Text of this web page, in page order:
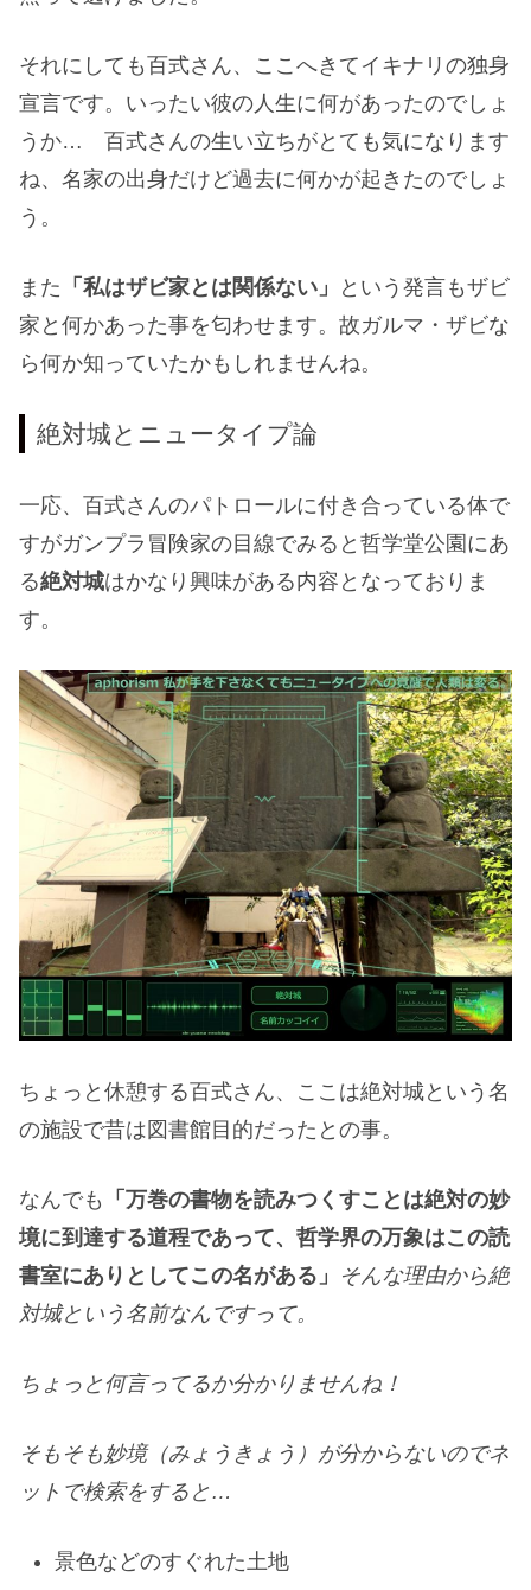
それにしても百式さん、ここへきてイキナリの独身
宣言です。いったい彼の人生に何があったのでしょ
うか… 百式さんの生い立ちがとても気になります
ね、名家の出身だけど過去に何かが起きたのでしょ
う。
また 「私はザビ家とは関係ない」
という発言もザビ
家と何かあった事を匂わせます。故ガルマ・ザビな
ら何か知っていたかもしれませんね。
絶対城とニュータイプ論
一応、百式さんのパトロールに付き合っている体で
すがガンプラ冒険家の目線でみると哲学堂公園にあ
る絶対城はかなり興味がある内容となっておりま
す。
ちょっと休憩する百式さん、ここは絶対城という名
の施設で昔は図書館目的だったとの事。
なんでも
「万巻の書物を読みつくすことは絶対の妙
境に到達する道程であって、哲学界の万象はこの読
書室にありとしてこの名がある」
そんな理由から絶
対城という名前なんですって。
ちょっと何言ってるか分かりませんね！
そもそも妙境（みょうきょう）が分からないのでネ
ットで検索をすると…
景色などのすぐれた土地